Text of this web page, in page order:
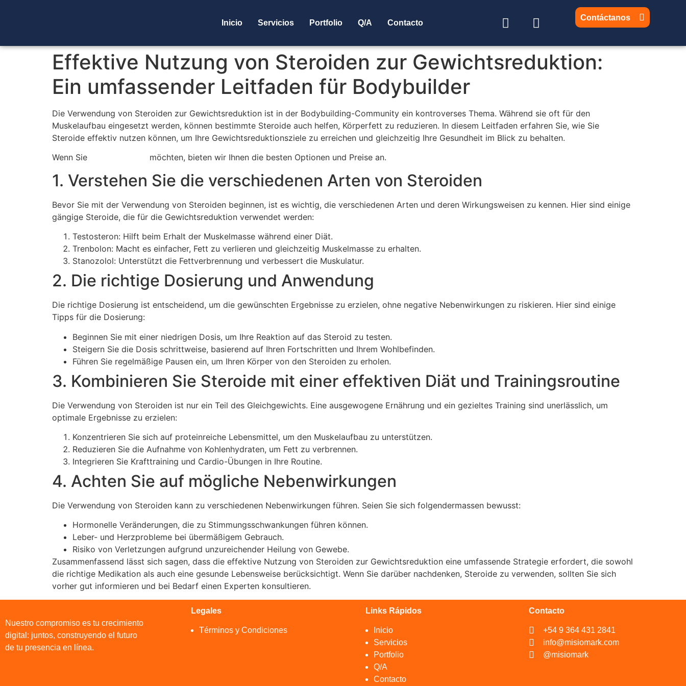
Inicio Servicios Portfolio Q/A Contacto
Contáctanos
Effektive Nutzung von Steroiden zur Gewichtsreduktion:
Ein umfassender Leitfaden für Bodybuilder
Die Verwendung von Steroiden zur Gewichtsreduktion ist in der Bodybuilding-Community ein kontroverses Thema. Während sie oft für den
Muskelaufbau eingesetzt werden, können bestimmte Steroide auch helfen, Körperfett zu reduzieren. In diesem Leitfaden erfahren Sie, wie Sie
Steroide effektiv nutzen können, um Ihre Gewichtsreduktionsziele zu erreichen und gleichzeitig Ihre Gesundheit im Blick zu behalten.
Wenn Sie
möchten, bieten wir Ihnen die besten Optionen und Preise an.
1. Verstehen Sie die verschiedenen Arten von Steroiden
Bevor Sie mit der Verwendung von Steroiden beginnen, ist es wichtig, die verschiedenen Arten und deren Wirkungsweisen zu kennen. Hier sind einige
gängige Steroide, die für die Gewichtsreduktion verwendet werden:
Testosteron: Hilft beim Erhalt der Muskelmasse während einer Diät.
Trenbolon: Macht es einfacher, Fett zu verlieren und gleichzeitig Muskelmasse zu erhalten.
Stanozolol: Unterstützt die Fettverbrennung und verbessert die Muskulatur.
2. Die richtige Dosierung und Anwendung
Die richtige Dosierung ist entscheidend, um die gewünschten Ergebnisse zu erzielen, ohne negative Nebenwirkungen zu riskieren. Hier sind einige
Tipps für die Dosierung:
Beginnen Sie mit einer niedrigen Dosis, um Ihre Reaktion auf das Steroid zu testen.
Steigern Sie die Dosis schrittweise, basierend auf Ihren Fortschritten und Ihrem Wohlbefinden.
Führen Sie regelmäßige Pausen ein, um Ihren Körper von den Steroiden zu erholen.
3. Kombinieren Sie Steroide mit einer effektiven Diät und Trainingsroutine
Die Verwendung von Steroiden ist nur ein Teil des Gleichgewichts. Eine ausgewogene Ernährung und ein gezieltes Training sind unerlässlich, um
optimale Ergebnisse zu erzielen:
Konzentrieren Sie sich auf proteinreiche Lebensmittel, um den Muskelaufbau zu unterstützen.
Reduzieren Sie die Aufnahme von Kohlenhydraten, um Fett zu verbrennen.
Integrieren Sie Krafttraining und Cardio-Übungen in Ihre Routine.
4. Achten Sie auf mögliche Nebenwirkungen
Die Verwendung von Steroiden kann zu verschiedenen Nebenwirkungen führen. Seien Sie sich folgendermassen bewusst:
Hormonelle Veränderungen, die zu Stimmungsschwankungen führen können.
Leber- und Herzprobleme bei übermäßigem Gebrauch.
Risiko von Verletzungen aufgrund unzureichender Heilung von Gewebe.
Zusammenfassend lässt sich sagen, dass die effektive Nutzung von Steroiden zur Gewichtsreduktion eine umfassende Strategie erfordert, die sowohl
die richtige Medikation als auch eine gesunde Lebensweise berücksichtigt. Wenn Sie darüber nachdenken, Steroide zu verwenden, sollten Sie sich
vorher gut informieren und bei Bedarf einen Experten konsultieren.
Nuestro compromiso es tu crecimiento
digital: juntos, construyendo el futuro
de tu presencia en línea.
Legales
Términos y Condiciones
Links Rápidos
Inicio
Servicios
Portfolio
Q/A
Contacto
Contacto
+54 9 364 431 2841
info@misiomark.com
@misiomark